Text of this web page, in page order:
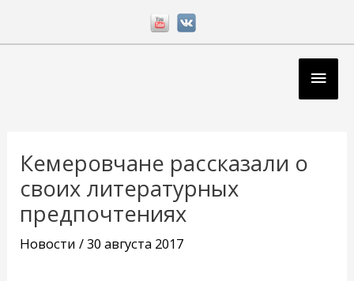
Кемеровчане рассказали о
своих литературных
предпочтениях
Новости /30 августа 2017
записям